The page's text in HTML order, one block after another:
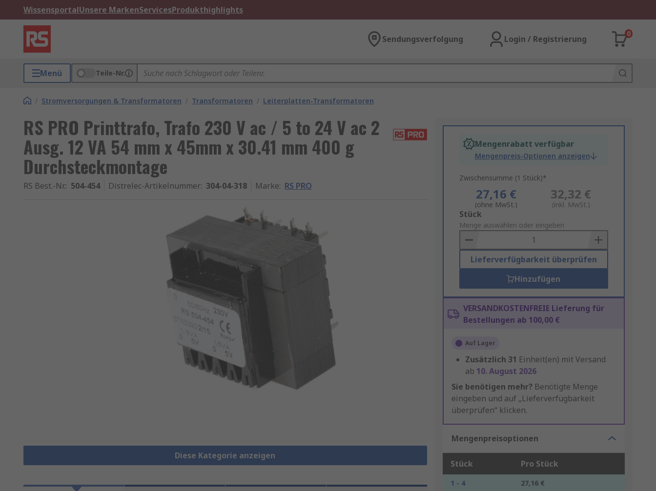
WissensportalUnsere MarkenServicesProdukthighlights
Sendungsverfolgung Login / Registrierung
0
Menü Teile-Nr.
/ Stromversorgungen & Transformatoren / Transformatoren / Leiterplatten-Transformatoren
RS PRO Printtrafo, Trafo 230 V ac / 5 to 24 V ac 2
Ausg. 12 VA 54 mm x 45mm x 30.41 mm 400 g
Durchsteckmontage
RS Best.-Nr.: 504-454 Distrelec-Artikelnummer: 304-04-318 Marke: RS PRO
Diese Kategorie anzeigen
Mengenrabatt verfügbar
Mengenpreis-Optionen anzeigen
Zwischensumme (1 Stück)*
27,16 €
(ohne MwSt.)
32,32 €
(inkl. MwSt.)
Add
to
Basket
Stück
Menge auswählen oder eingeben
Lieferverfügbarkeit überprüfen
Hinzufügen
VERSANDKOSTENFREIE Lieferung für
Bestellungen ab 100,00 €
Auf Lager
Zusätzlich 31 Einheit(en) mit Versand
ab 10. August 2026
Sie benötigen mehr? Benötigte Menge
eingeben und auf „Lieferverfügbarkeit
überprüfen“ klicken.
Mengenpreisoptionen
Stück Pro Stück
1 - 4
27,16 €